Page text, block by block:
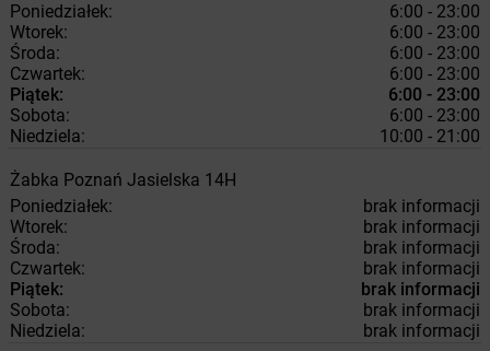
Poniedziałek:
6:00 - 23:00
Wtorek:
6:00 - 23:00
Środa:
6:00 - 23:00
Czwartek:
6:00 - 23:00
Piątek:
6:00 - 23:00
Sobota:
6:00 - 23:00
Niedziela:
10:00 - 21:00
Żabka Poznań Jasielska 14H
Poniedziałek:
brak informacji
Wtorek:
brak informacji
Środa:
brak informacji
Czwartek:
brak informacji
Piątek:
brak informacji
Sobota:
brak informacji
Niedziela:
brak informacji